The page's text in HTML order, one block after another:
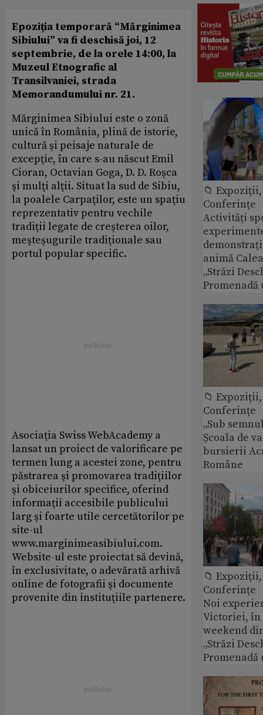
Epoziţia temporară “Mărginimea
Sibiului” va fi deschisă joi, 12
septembrie, de la orele 14:00, la
Muzeul Etnografic al
Transilvaniei, strada
Memorandumului nr. 21.
Mărginimea Sibiului este o zonă
unică în România, plină de istorie,
cultură şi peisaje naturale de
excepţie, în care s-au născut Emil
Cioran, Octavian Goga, D. D. Roşca
şi mulţi alţii. Situat la sud de Sibiu,
la poalele Carpaţilor, este un spaţiu
reprezentativ pentru vechile
tradiţii legate de creşterea oilor,
meşteşugurile tradiţionale sau
portul popular specific.
Asociaţia Swiss WebAcademy a
lansat un proiect de valorificare pe
termen lung a acestei zone, pentru
păstrarea şi promovarea tradiţiilor
şi obiceiurilor specifice, oferind
informaţii accesibile publicului
larg şi foarte utile cercetătorilor pe
site-ul
www.marginimeasibiului.com.
Website-ul este proiectat să devină,
în exclusivitate, o adevărată arhivă
online de fotografii şi documente
provenite din instituţiile partenere.
📁
Conferințe
Activități
animă
„Străzi
Promenadă
📁
Conferințe
„Sub
Școala de
bursierii
Române
📁
Conferințe
Noi
Victoriei,
weekend
„Străzi
Promenadă